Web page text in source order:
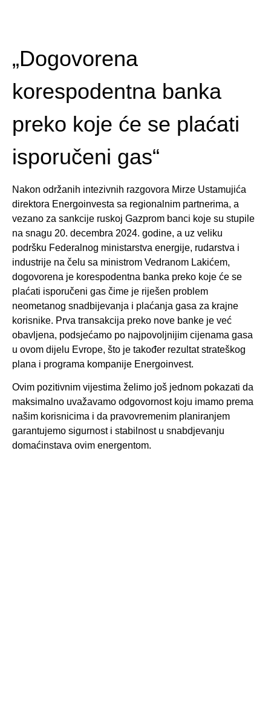
„Dogovorena
korespodentna banka
preko koje će se plaćati
isporučeni gas“
Nakon održanih intezivnih razgovora Mirze Ustamujića
direktora Energoinvesta sa regionalnim partnerima, a
vezano za sankcije ruskoj Gazprom banci koje su stupile
na snagu 20. decembra 2024. godine, a uz veliku
podršku Federalnog ministarstva energije, rudarstva i
industrije na čelu sa ministrom Vedranom Lakićem,
dogovorena je korespodentna banka preko koje će se
plaćati isporučeni gas čime je riješen problem
neometanog snadbijevanja i plaćanja gasa za krajne
korisnike. Prva transakcija preko nove banke je već
obavljena, podsjećamo po najpovoljnijim cijenama gasa
u ovom dijelu Evrope, što je također rezultat strateškog
plana i programa kompanije Energoinvest.
Ovim pozitivnim vijestima želimo još jednom pokazati da
maksimalno uvažavamo odgovornost koju imamo prema
našim korisnicima i da pravovremenim planiranjem
garantujemo sigurnost i stabilnost u snabdjevanju
domaćinstava ovim energentom.